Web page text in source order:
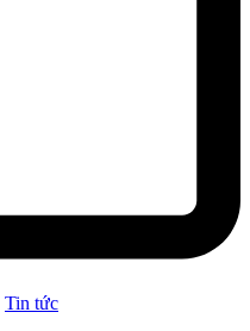
Tin tức